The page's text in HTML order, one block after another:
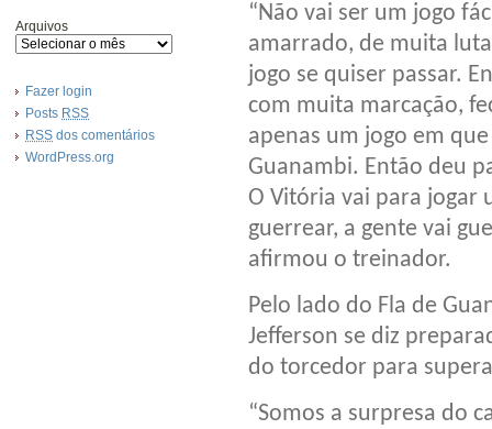
Arquivos
Fazer login
Posts RSS
RSS dos comentários
WordPress.org
“Não vai ser um jogo
amarrado, de muita
jogo se quiser passar.
com muita marcação,
apenas um jogo em
Guanambi. Então deu
O Vitória vai para jogar
guerrear, a gente vai
afirmou o treinador.
Pelo lado do Fla de
Jefferson se diz
do torcedor para
“Somos a surpresa do